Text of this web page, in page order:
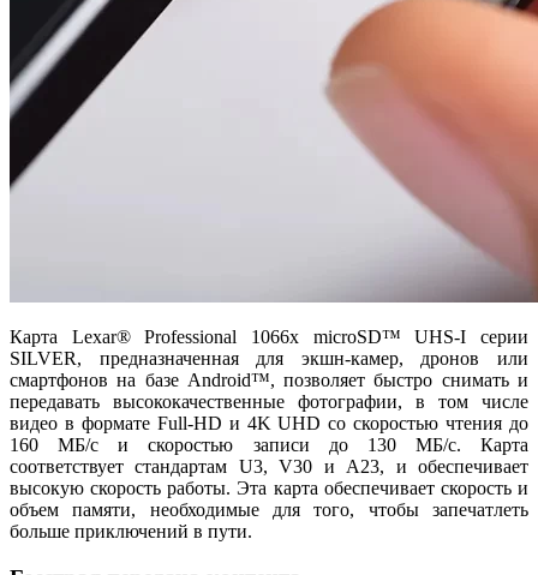
Карта Lexar® Professional 1066x microSD™ UHS-I серии
SILVER, предназначенная для экшн-камер, дронов или
смартфонов на базе Android™, позволяет быстро снимать и
передавать высококачественные фотографии, в том числе
видео в формате Full-HD и 4K UHD со скоростью чтения до
160 МБ/с и скоростью записи до 130 МБ/с. Карта
соответствует стандартам U3, V30 и A23, и обеспечивает
высокую скорость работы. Эта карта обеспечивает скорость и
объем памяти, необходимые для того, чтобы запечатлеть
больше приключений в пути.